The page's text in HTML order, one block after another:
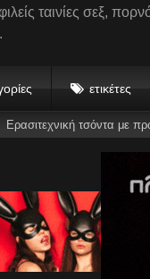
ταινίες σεξ,
ετικέτες
Ερασιτεχνική τσόντα με